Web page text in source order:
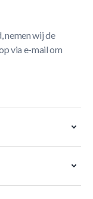
nemen wij de
via e-mail om